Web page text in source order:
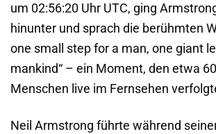
um 02:56:20 Uhr UTC, ging
hinunter und sprach die berühmten
one small step for a man, one giant
mankind“ – ein Moment, den etwa
Menschen live im Fernsehen
Neil Armstrong führte während